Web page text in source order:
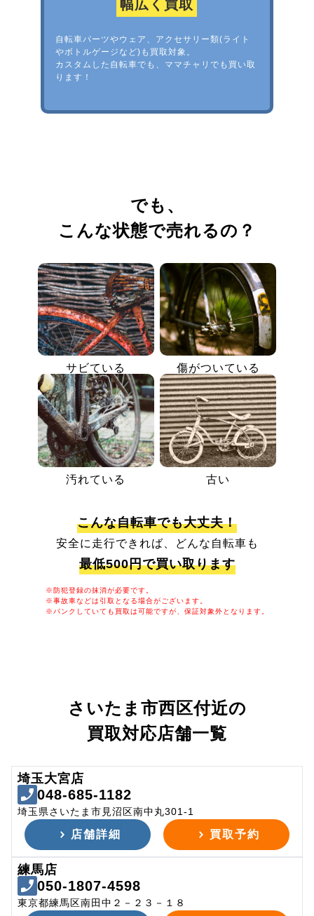
幅広く買取
自転車パーツやウェア、アクセサリー類(ライト
やボトルゲージなど)も買取対象。
カスタムした自転車でも、ママチャリでも買い取
ります！
でも、
こんな状態で売れるの？
サビている 傷がついている
汚れている 古い
こんな自転車でも大丈夫！
安全に走行できれば、どんな自転車も
最低500円で買い取ります
※防犯登録の抹消が必要です。
※事故車などは引取となる場合がございます。
※パンクしていても買取は可能ですが、保証対象外となります。
さいたま市西区付近の
買取対応店舗一覧
埼玉大宮店
048-685-1182
埼玉県さいたま市見沼区南中丸301-1
店舗詳細 買取予約
練馬店
050-1807-4598
東京都練馬区南田中２－２３－１８